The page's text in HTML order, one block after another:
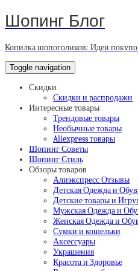
Шопинг Блог
Копилка шопоголиков: Идеи
Toggle navigation
Скидки
Скидки и распродажи
Интересные товары
Трендовые товары
Необычные товары
Aliexpress товары
Шопинг Советы
Шопинг Стиль
Обзоры товаров
Алиэкспресс Отзывы
Детская Одежда и
Детские товары и
Мужская Одежда и
Женская Одежда и
Сумки и кошельки
Аксессуары
Украшения
Красота и Здоровье